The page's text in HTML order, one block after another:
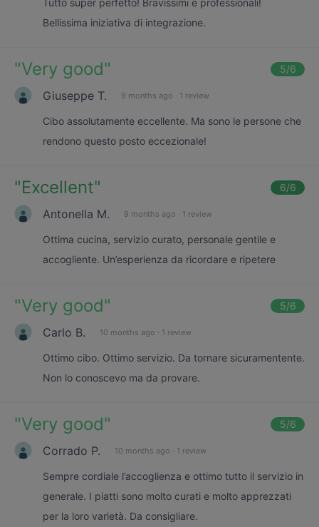
Tutto super perfetto! Bravissimi e professionali!
Bellissima iniziativa di integrazione.
"Very good" 5/6
Giuseppe T. 9 months ago · 1 review
Cibo assolutamente eccellente. Ma sono le persone che
rendono questo posto eccezionale!
"Excellent" 6/6
Antonella M. 9 months ago · 1 review
Ottima cucina, servizio curato, personale gentile e
accogliente. Un’esperienza da ricordare e ripetere
"Very good" 5/6
Carlo B. 10 months ago · 1 review
Ottimo cibo. Ottimo servizio. Da tornare sicuramentente.
Non lo conoscevo ma da provare.
"Very good" 5/6
Corrado P. 10 months ago · 1 review
Sempre cordiale l’accoglienza e ottimo tutto il servizio in
generale. I piatti sono molto curati e molto apprezzati
per la loro varietà. Da consigliare.